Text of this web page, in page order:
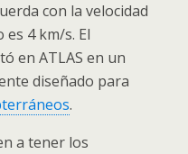
con la velocidad
4 km/s. El
en ATLAS en un
diseñado para
.
a tener los